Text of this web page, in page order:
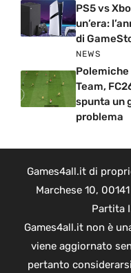
PS5 vs
un’era:
di
NEWS
Team,
spunta un
problema
Games4all.it di
Marchese 10,
Partita
Games4all.it non è
viene aggiornato
pertanto